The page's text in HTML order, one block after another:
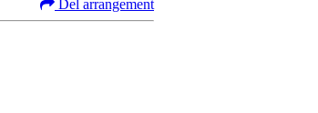
Del arrangement